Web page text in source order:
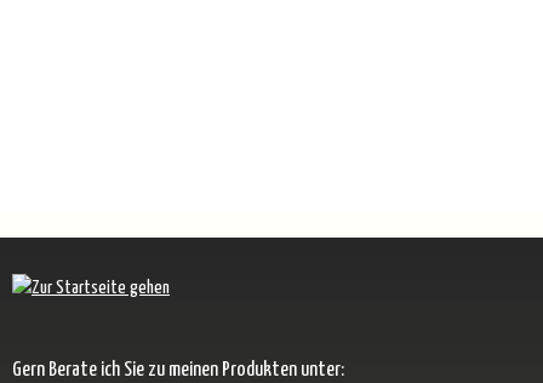
Gern Berate ich Sie zu meinen Produkten unter: